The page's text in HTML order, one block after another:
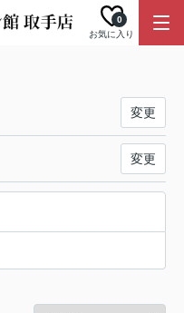
お気に入り
0
変更
変更